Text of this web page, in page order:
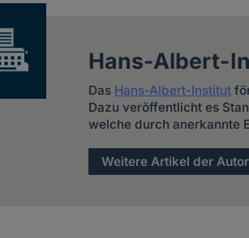
Hans-Albert-
Das Hans-Albert-Institut
Dazu veröffentlicht es
welche durch anerkannte
Weitere Artikel der